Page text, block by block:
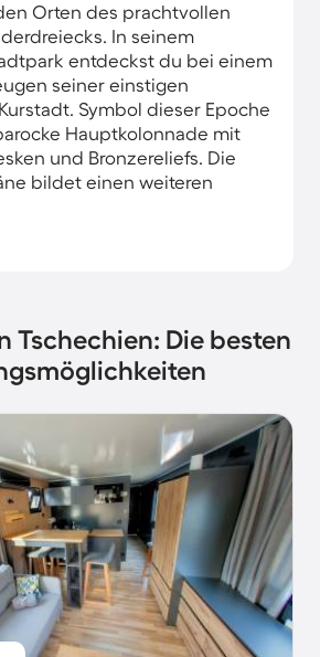
Orten des prachtvollen
In seinem
entdeckst du bei einem
seiner einstigen
Symbol dieser Epoche
Hauptkolonnade mit
und Bronzereliefs. Die
bildet einen weiteren
Tschechien: Die besten